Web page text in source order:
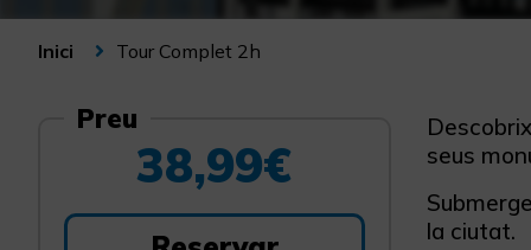
Inici Tour Complet 2h
Preu
38,99€
seus
la ciutat.